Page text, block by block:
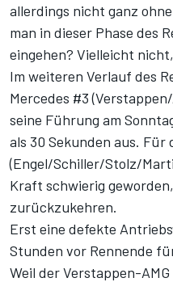
allerdings nicht ganz
man in dieser Phase des
eingehen? Vielleicht
Im weiteren Verlauf des
Mercedes #3
seine Führung am
als 30 Sekunden aus.
(Engel/Schiller/Stolz/
Kraft schwierig
zurückzukehren.
Erst eine defekte
Stunden vor Rennende
Weil der Verstappen-